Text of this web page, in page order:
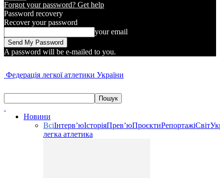
Forgot your password? Get help
Password recovery
Recover your password
your email
A password will be e-mailed to you.
Федерація легкої атлетики України
Новини
ВсіІнтерв’юІсторіяПрев’юПроєктиРепортажіСвіт
легка атлетика